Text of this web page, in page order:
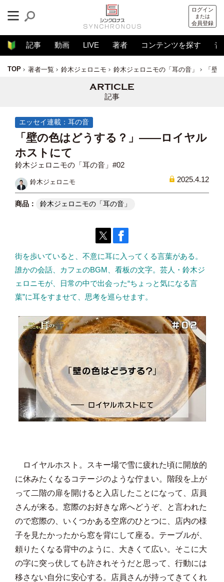
ログイン
または
会員登録
記事 動画 LIVE 著者 コンテンツを探す 音
TOP 著者一覧 鈴木ジェロニモ 鈴木ジェロニモの「耳の音」 「壁
記事
エッセイ連載：耳の音
「壁の色はどうする？」——ロイヤル
ホストにて
鈴木ジェロニモの「耳の音」#02
鈴木ジェロニモ 2025.4.12
鈴木ジェロニモの「耳の音」
街を歩いていると、不意に耳に入ってくる言葉がある。
誰かの会話、カフェのBGM、看板の文字。芸人・鈴木ジ
ェロニモが、日常の中で出会った“ちょっと気になる言
葉”に耳をすませて、思考を巡らせます。
ロイヤルホスト。スキー場で雪に疲れた頃に開放的
に休みたくなるコテージのような佇まい。階段を上が
って二階の扉を開けると入店したことになって、店員
さんが来る。窓際のお好きな席へどうぞ、と言われた
ので窓際の、いくつかある空席のひとつに、店内の様
子を見たかったから窓を背にして座る。テーブルが、
頼りたくなる背中のように、大きくて広い。そこに大
の字に突っ伏しても許されそうだと思って、行動には
移さない自分に安心する。店員さんが持ってきてくれ